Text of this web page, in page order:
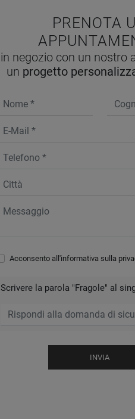
PRENOTA
in negozio con un nostro
un progetto
Acconsento all'informativa sulla
Scrivere la parola "Fragole" al
INVIA